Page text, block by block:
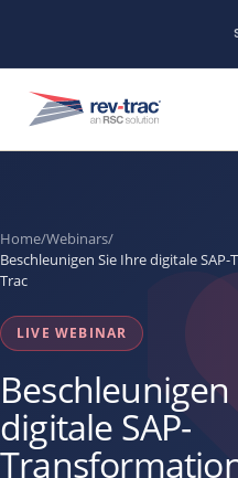
springen
Home/Webinars/
Beschleunigen Sie Ihre digitale
Trac
LIVE WEBINAR
digitale SAP-